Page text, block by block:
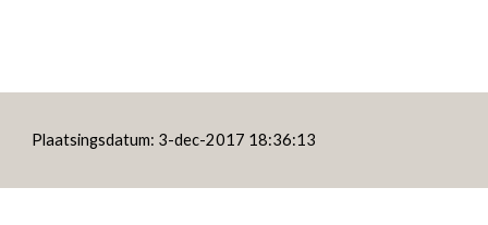
Plaatsingsdatum: 3-dec-2017 18:36:13